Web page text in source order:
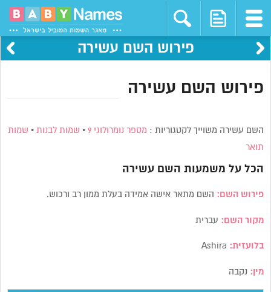
פירוש השם עשירה
פירוש השם עשירה
השם עשירה משוייך לקטגוריות : מספר נומרולוגי 9 • שמות לבנות • שמות
תואר
הכל על משמעות השם עשירה
פירוש השם: השם מתאר אישה אמידה בעלת ממון רב ורכוש.
מקור השם: עברית
בלועזית:
מין: נקבה